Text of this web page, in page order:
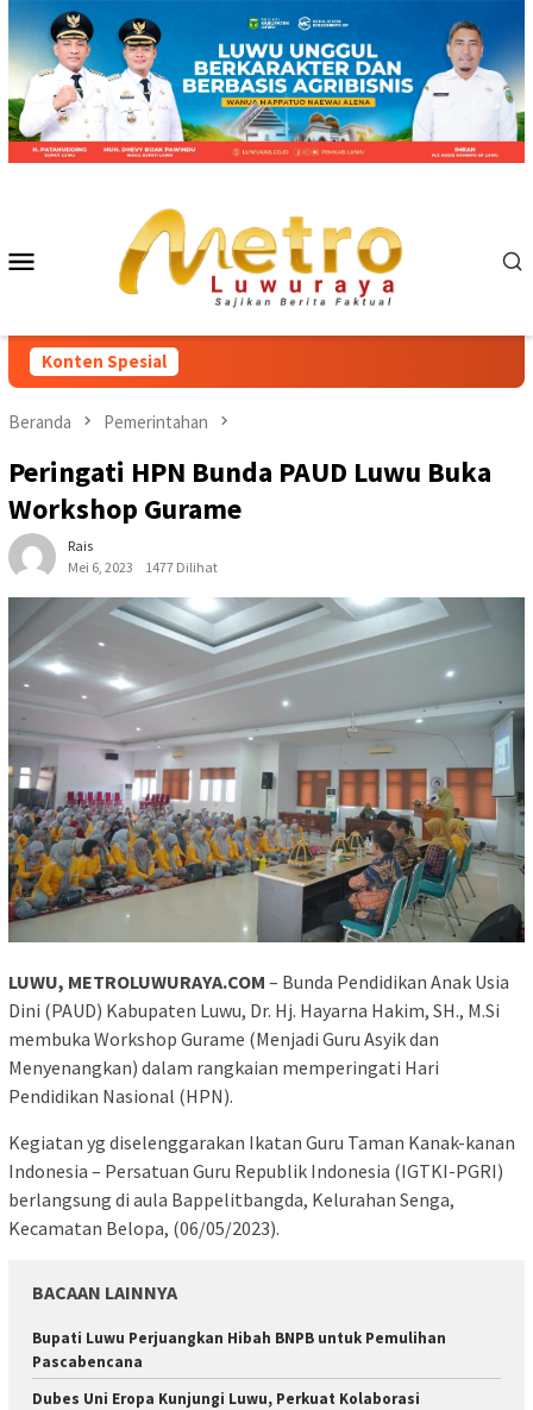
Loncat
ke
konten
Mobile
Konten Spesial
Beranda Pemerintahan
Peringati HPN Bunda PAUD Luwu Buka
Workshop Gurame
Rais
Mei 6, 2023
1477 Dilihat
LUWU, METROLUWURAYA.COM – Bunda Pendidikan Anak Usia
Dini (PAUD) Kabupaten Luwu, Dr. Hj. Hayarna Hakim, SH., M.Si
membuka Workshop Gurame (Menjadi Guru Asyik dan
Menyenangkan) dalam rangkaian memperingati Hari
Pendidikan Nasional (HPN).
Kegiatan yg diselenggarakan Ikatan Guru Taman Kanak-kanan
Indonesia – Persatuan Guru Republik Indonesia (IGTKI-PGRI)
berlangsung di aula Bappelitbangda, Kelurahan Senga,
Kecamatan Belopa, (06/05/2023).
BACAAN LAINNYA
Bupati Luwu Perjuangkan Hibah BNPB untuk Pemulihan
Pascabencana
Dubes Uni Eropa Kunjungi Luwu, Perkuat Kolaborasi